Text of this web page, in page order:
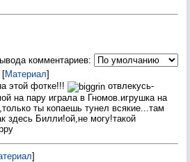
комментариев:
[Материал]
этой фотке!!!
отвлекусь-
на пару играла в Гномов.игрушка на
ты копаешь тунел всякие...там
здесь Билли!ой,не могу!такой
]